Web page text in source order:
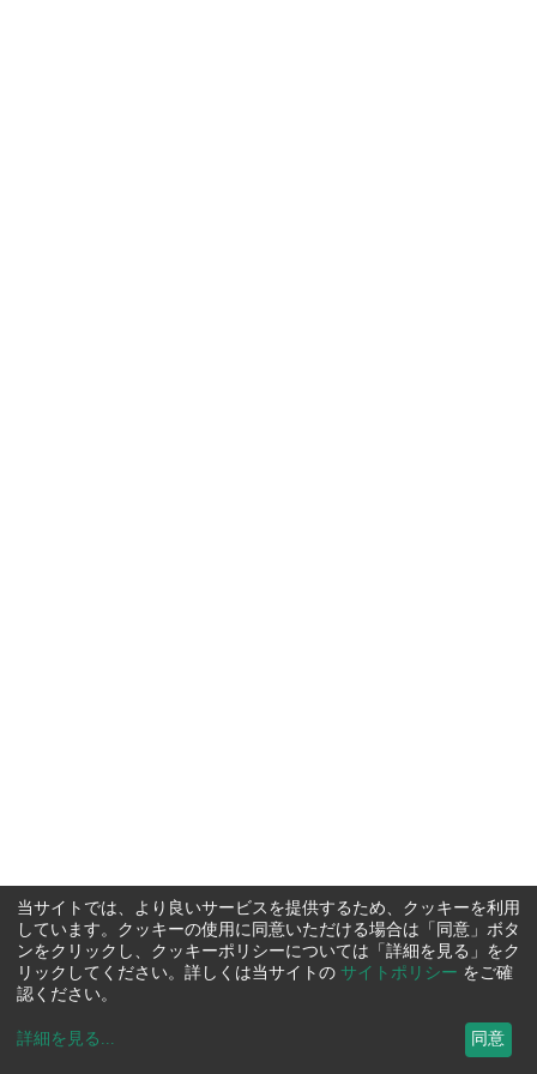
当サイトでは、より良いサービスを提供するため、クッキーを利用
しています。クッキーの使用に同意いただける場合は「同意」ボタ
ンをクリックし、クッキーポリシーについては「詳細を見る」をク
リックしてください。詳しくは当サイトの サイトポリシー をご確
認ください。
詳細を見る ... 同意